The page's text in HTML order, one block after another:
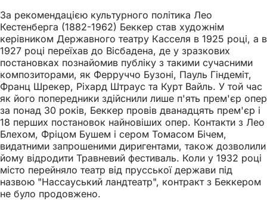
За рекомендацією культурного політика Лео
Кестенберга (1882-1962) Беккер став художнім
керівником Державного театру Касселя в 1925 році, а в
1927 році переїхав до Вісбадена, де у зразкових
постановках познайомив публіку з такими сучасними
композиторами, як Ферруччо Бузоні, Пауль Гіндеміт,
Франц Шрекер, Ріхард Штраус та Курт Вайль. У той час
як його попередники здійснили лише п'ять прем'єр опер
за понад 30 років, Беккер провів дванадцять прем'єр і
18 перших постановок найновіших опер. Контакти з Лео
Блехом, Фріцом Бушем і сером Томасом Бічем,
видатними запрошеними диригентами, також дозволили
йому відродити Травневий фестиваль. Коли у 1932 році
місто перейняло театр від прусської держави під
назвою "Нассауський ландтеатр", контракт з Беккером
не було продовжено.